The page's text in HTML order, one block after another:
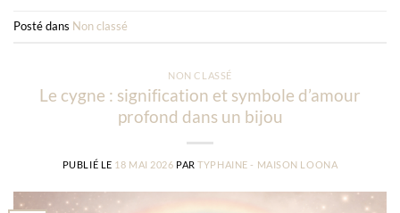
Posté dans Non classé
NON CLASSÉ
Le cygne : signification et symbole d’amour
profond dans un bijou
PUBLIÉ LE 18 MAI 2026 PARTYPHAINE - MAISON LOONA